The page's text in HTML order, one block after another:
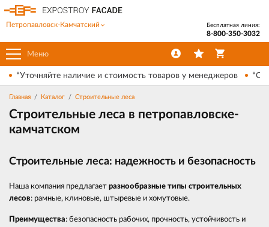
Меню
Петропавловск-Камчатский Бесплатная линия:
8-800-350-3032
*Уточняйте наличие и стоимость товаров у менеджеров
Главная Каталог Строительные леса
Строительные леса в петропавловске-
камчатском
Строительные леса: надежность и безопасность
Наша компания предлагает разнообразные типы строительных
лесов: рамные, клиновые, штыревые и хомутовые.
Преимущества: безопасность рабочих, прочность, устойчивость и